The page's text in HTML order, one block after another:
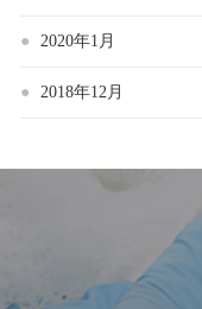
2020年1月
2018年12月